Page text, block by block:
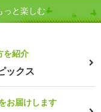
っと楽しむ
を紹介
ックス
お届けします